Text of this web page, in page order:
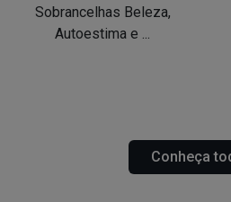
Sobrancelhas Beleza,
Autoestima e ...
Conheça